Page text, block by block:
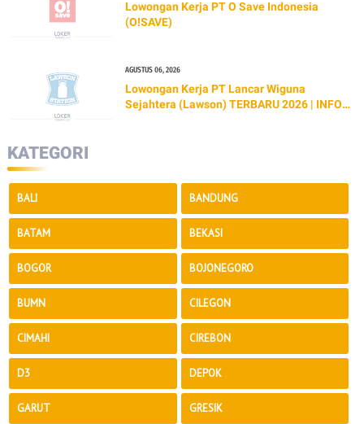
Lowongan Kerja PT O Save Indonesia
(O!SAVE)
AGUSTUS 06, 2026
Lowongan Kerja PT Lancar Wiguna
Sejahtera (Lawson) TERBARU 2026 | INFO
KATEGORI
BALI BANDUNG
BATAM BEKASI
BOGOR BOJONEGORO
BUMN CILEGON
CIMAHI CIREBON
D3 DEPOK
GARUT GRESIK